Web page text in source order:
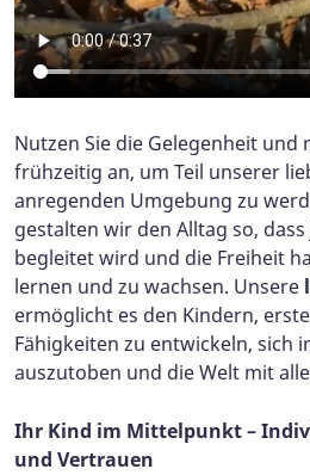
Nutzen Sie die Gelegenheit und
frühzeitig an, um Teil unserer
anregenden Umgebung zu
gestalten wir den Alltag so,
begleitet wird und die Freiheit
lernen und zu wachsen. Unsere
ermöglicht es den Kindern,
Fähigkeiten zu entwickeln, sich
auszutoben und die Welt mit
Ihr Kind im Mittelpunkt –
und Vertrauen